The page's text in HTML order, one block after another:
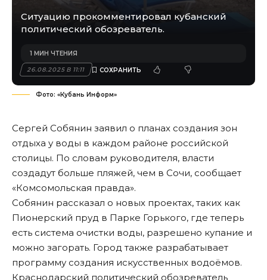
Ситуацию прокомментировал кубанский
политический обозреватель.
26.08.2025 В 11:11
1 МИН ЧТЕНИЯ
Фото: «Кубань Информ»
Сергей Собянин заявил о планах создания зон
отдыха у воды в каждом районе российской
столицы. По словам руководителя, власти
создадут больше пляжей, чем в Сочи, сообщает
«Комсомольская правда».
Собянин рассказал о новых проектах, таких как
Пионерский пруд в Парке Горького, где теперь
есть система очистки воды, разрешено купание и
можно загорать. Город также разрабатывает
программу создания искусственных водоёмов.
Краснодарский политический обозреватель